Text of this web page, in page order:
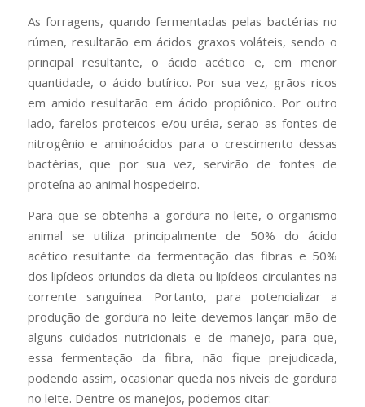
As forragens, quando fermentadas pelas bactérias no
rúmen, resultarão em ácidos graxos voláteis, sendo o
principal resultante, o ácido acético e, em menor
quantidade, o ácido butírico. Por sua vez, grãos ricos
em amido resultarão em ácido propiônico. Por outro
lado, farelos proteicos e/ou uréia, serão as fontes de
nitrogênio e aminoácidos para o crescimento dessas
bactérias, que por sua vez, servirão de fontes de
proteína ao animal hospedeiro.
Para que se obtenha a gordura no leite, o organismo
animal se utiliza principalmente de 50% do ácido
acético resultante da fermentação das fibras e 50%
dos lipídeos oriundos da dieta ou lipídeos circulantes na
corrente sanguínea. Portanto, para potencializar a
produção de gordura no leite devemos lançar mão de
alguns cuidados nutricionais e de manejo, para que,
essa fermentação da fibra, não fique prejudicada,
podendo assim, ocasionar queda nos níveis de gordura
no leite. Dentre os manejos, podemos citar: